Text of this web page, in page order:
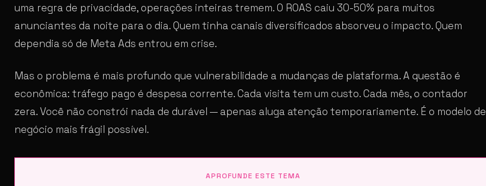
uma regra de privacidade, operações inteiras tremem. O ROAS caiu 30-50% para muitos
anunciantes da noite para o dia. Quem tinha canais diversificados absorveu o impacto. Quem
dependia só de Meta Ads entrou em crise.
Mas o problema é mais profundo que vulnerabilidade a mudanças de plataforma. A questão é
econômica: tráfego pago é despesa corrente. Cada visita tem um custo. Cada mês, o contador
zera. Você não constrói nada de durável — apenas aluga atenção temporariamente. É o modelo de
negócio mais frágil possível.
APROFUNDE ESTE TEMA